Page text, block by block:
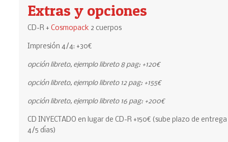
Extras y opciones
CD-R +Cosmopack 2 cuerpos
Impresión 4/4: +30€
opción libreto, ejemplo libreto 8 pag: +120€
opción libreto, ejemplo libreto 12 pag: +155€
opción libreto, ejemplo libreto 16 pag: +200€
CD INYECTADO en lugar de CD-R +150€ (sube plazo de entrega
4/5 días)